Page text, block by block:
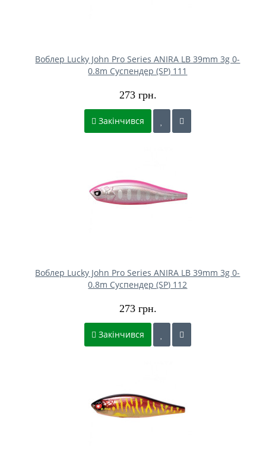
Воблер Lucky John Pro Series ANIRA LB 39mm 3g 0-
0.8m Cуспендер (SP) 111
273 грн.
Закінчився
Воблер Lucky John Pro Series ANIRA LB 39mm 3g 0-
0.8m Cуспендер (SP) 112
273 грн.
Закінчився